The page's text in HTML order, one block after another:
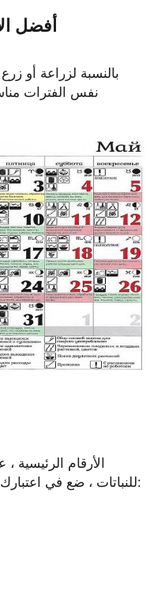
أفضل
بالنسبة لزراعة أو
نفس الفترات
الأرقام
للنباتات ، ضع في اعتبارك أيام القمر الجديد والشهري الشهري: